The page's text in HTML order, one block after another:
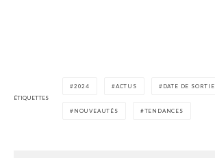
ÉTIQUETTES
2024 ACTUS DATE DE SORTIE
NOUVEAUTÉS TENDANCES